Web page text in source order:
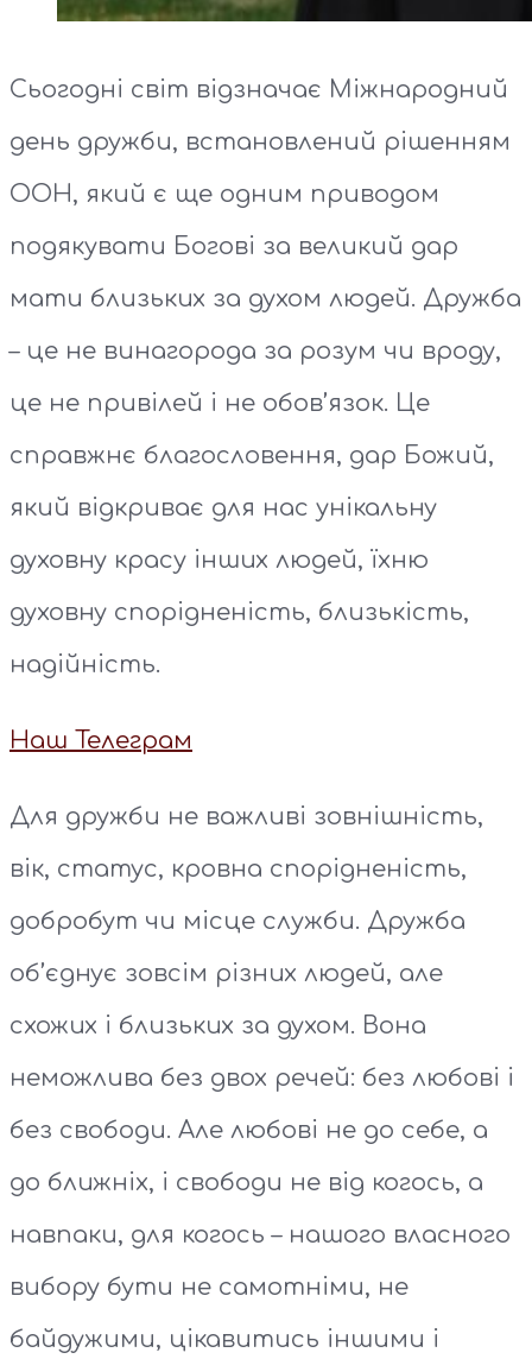
Сьогодні світ відзначає Міжнародний
день дружби, встановлений рішенням
ООН, який є ще одним приводом
подякувати Богові за великий дар
мати близьких за духом людей. Дружба
– це не винагорода за розум чи вроду,
це не привілей і не обов’язок. Це
справжнє благословення, дар Божий,
який відкриває для нас унікальну
духовну красу інших людей, їхню
духовну спорідненість, близькість,
надійність.
Наш Телеграм
Для дружби не важливі зовнішність,
вік, статус, кровна спорідненість,
добробут чи місце служби. Дружба
об’єднує зовсім різних людей, але
схожих і близьких за духом. Вона
неможлива без двох речей: без любові і
без свободи. Але любові не до себе, а
до ближніх, і свободи не від когось, а
навпаки, для когось – нашого власного
вибору бути не самотніми, не
байдужими, цікавитись іншими і